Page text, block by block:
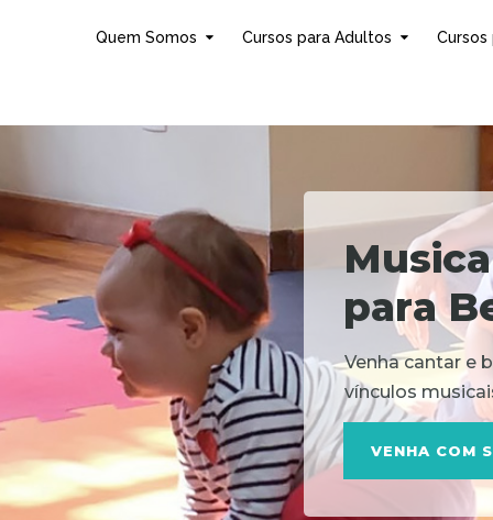
Quem Somos Cursos para Adultos Cursos
Musica
para B
VENHA COM
Venha cantar e
vínculos